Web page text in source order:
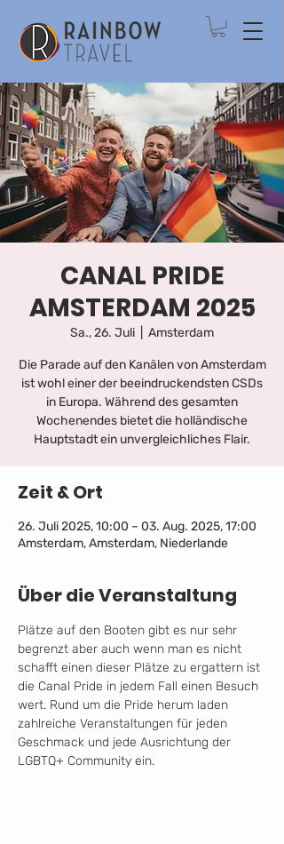
CANAL PRIDE
AMSTERDAM 2025
Sa., 26. Juli Amsterdam
Die Parade auf den Kanälen von Amsterdam
ist wohl einer der beeindruckendsten CSDs
in Europa. Während des gesamten
Wochenendes bietet die holländische
Hauptstadt ein unvergleichliches Flair.
Zeit & Ort
26. Juli 2025, 10:00 – 03. Aug. 2025, 17:00
Amsterdam, Amsterdam, Niederlande
Über die Veranstaltung
Plätze auf den Booten gibt es nur sehr
begrenzt aber auch wenn man es nicht
schafft einen dieser Plätze zu ergattern ist
die Canal Pride in jedem Fall einen Besuch
wert. Rund um die Pride herum laden
zahlreiche Veranstaltungen für jeden
Geschmack und jede Ausrichtung der
LGBTQ+ Community ein.